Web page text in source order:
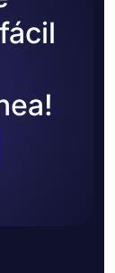
otérminos
de firma
en su